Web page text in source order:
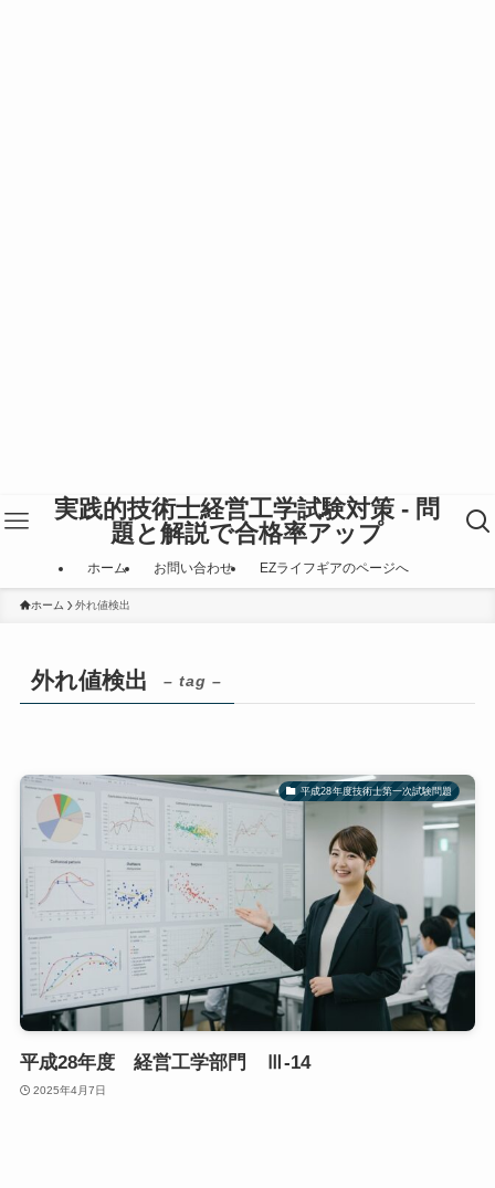
実践的技術士経営工学試験対策 - 問
題と解説で合格率アップ
ホーム お問い合わせ EZライフギアのページへ
ホーム 外れ値検出
外れ値検出 – tag –
平成28年度技術士第一次試験問題
平成28年度 経営工学部門 Ⅲ-14
2025年4月7日